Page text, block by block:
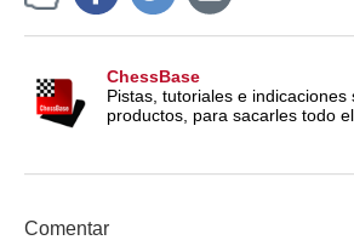
ChessBase
Pistas, tutoriales e indicaciones
productos, para sacarles todo
Comentar